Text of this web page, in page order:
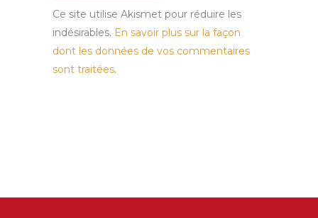
Ce site utilise Akismet pour réduire les
indésirables. En savoir plus sur la façon
dont les données de vos commentaires
sont traitées.